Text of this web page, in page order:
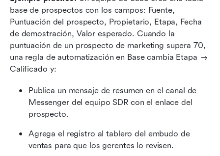
base de prospectos con los campos: Fuente,
Puntuación del prospecto, Propietario, Etapa, Fecha
de demostración, Valor esperado. Cuando la
puntuación de un prospecto de marketing supera 70,
una regla de automatización en Base cambia Etapa →
Calificado y:
Publica un mensaje de resumen en el canal de
Messenger del equipo SDR con el enlace del
prospecto.
Agrega el registro al tablero del embudo de
ventas para que los gerentes lo revisen.